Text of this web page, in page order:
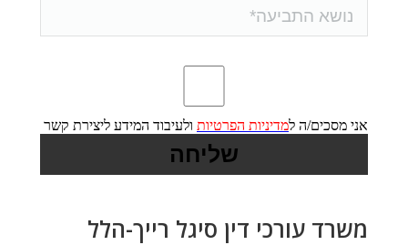
אני מסכים/ה למדיניות הפרטיות ולעיבוד המידע ליצירת קשר
משרד עורכי דין סיגל רייך-הלל